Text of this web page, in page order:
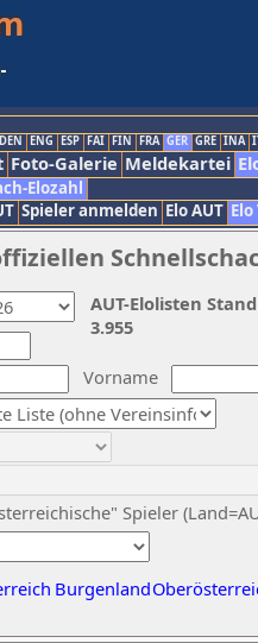
DEN ENG ESP FAI FIN FRA GER GRE INA
Foto-Galerie Meldekartei
Elozahl
Spieler anmelden Elo AUT
Vorname
Spieler
Burgenland
AUT-Elolisten
3.955